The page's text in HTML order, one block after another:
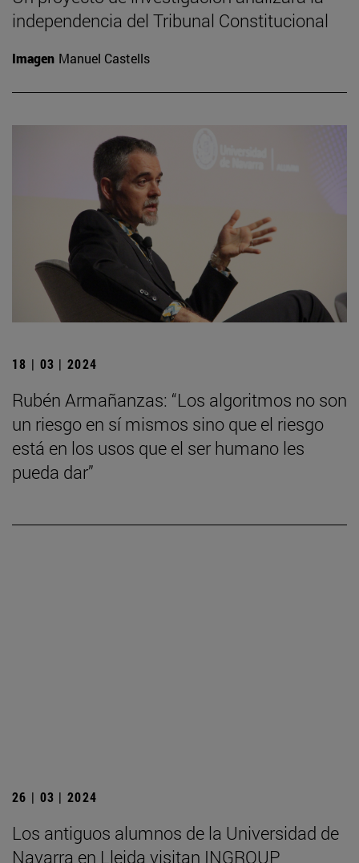
independencia del Tribunal Constitucional
Imagen Manuel Castells
18 | 03 | 2024
Rubén Armañanzas: “Los algoritmos no son
un riesgo en sí mismos sino que el riesgo
está en los usos que el ser humano les
pueda dar”
26 | 03 | 2024
Los antiguos alumnos de la Universidad de
Navarra en Lleida visitan INGROUP